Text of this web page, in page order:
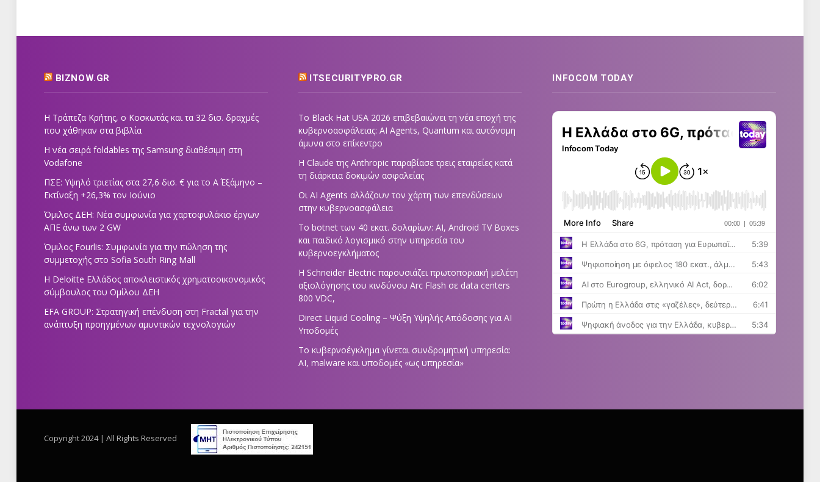
BIZNOW.GR
Η Τράπεζα Κρήτης, ο Κοσκωτάς και τα 32 δισ. δραχμές
που χάθηκαν στα βιβλία
Η νέα σειρά foldables της Samsung διαθέσιμη στη
Vodafone
ΠΣΕ: Υψηλό τριετίας στα 27,6 δισ. € για το Α΄ Εξάμηνο –
Εκτίναξη +26,3% τον Ιούνιο
Όμιλος ΔΕΗ: Νέα συμφωνία για χαρτοφυλάκιο έργων
ΑΠΕ άνω των 2 GW
Όμιλος Fourlis: Συμφωνία για την πώληση της
συμμετοχής στο Sofia South Ring Mall
Η Deloitte Ελλάδος αποκλειστικός χρηματοοικονομικός
σύμβουλος του Ομίλου ΔΕΗ
EFA GROUP: Στρατηγική επένδυση στη Fractal για την
ανάπτυξη προηγμένων αμυντικών τεχνολογιών
ITSECURITYPRO.GR
Το Black Hat USA 2026 επιβεβαιώνει τη νέα εποχή της
κυβερνοασφάλειας: AI Agents, Quantum και αυτόνομη
άμυνα στο επίκεντρο
Η Claude της Anthropic παραβίασε τρεις εταιρείες κατά
τη διάρκεια δοκιμών ασφαλείας
Οι AI Agents αλλάζουν τον χάρτη των επενδύσεων
στην κυβερνοασφάλεια
Το botnet των 40 εκατ. δολαρίων: AI, Android TV Boxes
και παιδικό λογισμικό στην υπηρεσία του
κυβερνοεγκλήματος
Η Schneider Electric παρουσιάζει πρωτοποριακή μελέτη
αξιολόγησης του κινδύνου Arc Flash σε data centers
800 VDC,
Direct Liquid Cooling – Ψύξη Υψηλής Απόδοσης για AI
Υποδομές
Το κυβερνοέγκλημα γίνεται συνδρομητική υπηρεσία:
AI, malware και υποδομές «ως υπηρεσία»
INFOCOM TODAY
Copyright 2024 | All Rights Reserved